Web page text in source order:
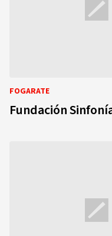
FOGARATE
Fundación